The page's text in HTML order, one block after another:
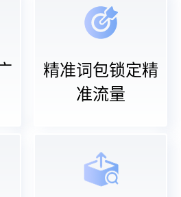
精准词包锁定精
准流量